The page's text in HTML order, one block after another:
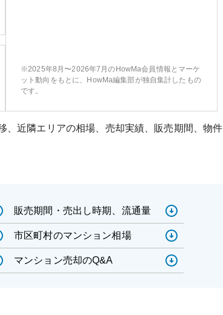
※2025年8月〜2026年7月のHowMa会員情報とマーケ
ット動向をもとに、HowMa編集部が独自集計したもの
です。
、近隣エリアの相場、売却実績、販売期間、物件
販売期間・売出し時期、流通量
市区町村のマンション相場
マンション売却のQ&A